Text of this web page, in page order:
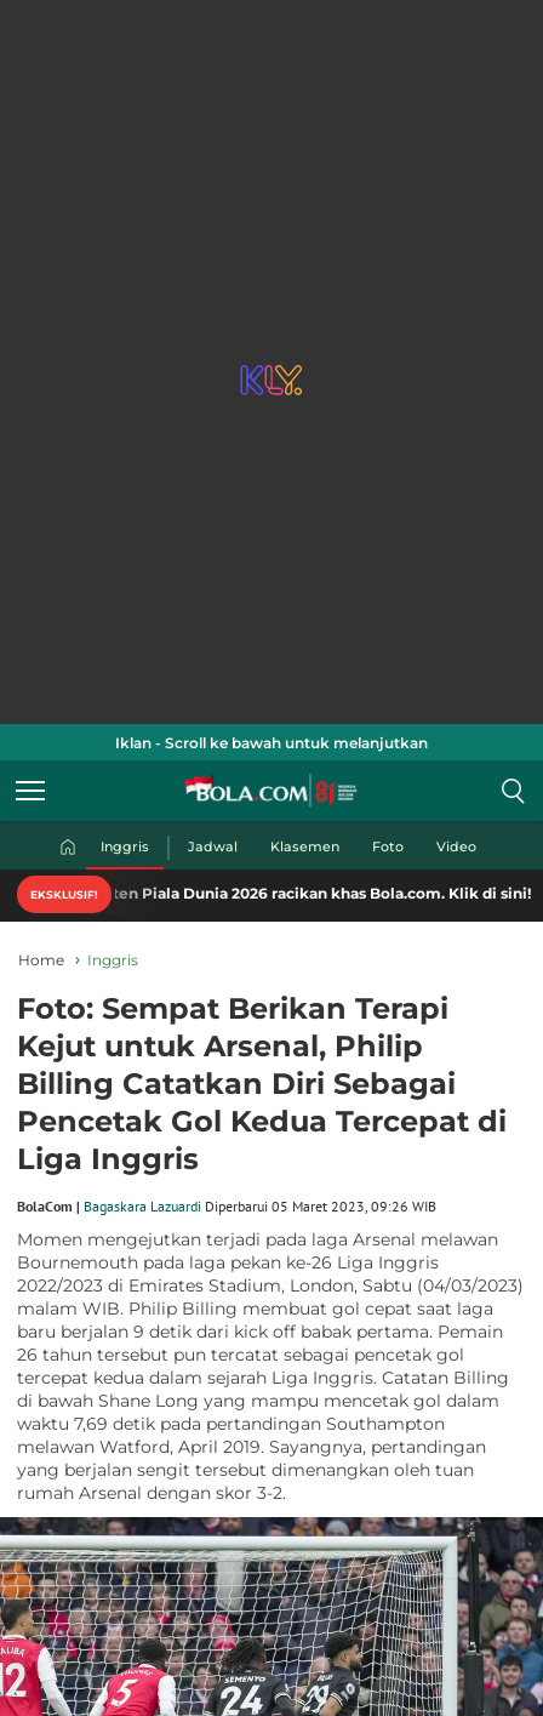
Iklan - Scroll ke bawah untuk melanjutkan
Inggris Jadwal Klasemen Foto Video
EKSKLUSIF!
konten Piala Dunia 2026 racikan khas Bola.com. Klik di sini!
Home Inggris
Foto: Sempat Berikan Terapi
Kejut untuk Arsenal, Philip
Billing Catatkan Diri Sebagai
Pencetak Gol Kedua Tercepat di
Liga Inggris
BolaCom | Bagaskara Lazuardi Diperbarui 05 Maret 2023, 09:26 WIB
Momen mengejutkan terjadi pada laga Arsenal melawan
Bournemouth pada laga pekan ke-26 Liga Inggris
2022/2023 di Emirates Stadium, London, Sabtu (04/03/2023)
malam WIB. Philip Billing membuat gol cepat saat laga
baru berjalan 9 detik dari kick off babak pertama. Pemain
26 tahun tersebut pun tercatat sebagai pencetak gol
tercepat kedua dalam sejarah Liga Inggris. Catatan Billing
di bawah Shane Long yang mampu mencetak gol dalam
waktu 7,69 detik pada pertandingan Southampton
melawan Watford, April 2019. Sayangnya, pertandingan
yang berjalan sengit tersebut dimenangkan oleh tuan
rumah Arsenal dengan skor 3-2.